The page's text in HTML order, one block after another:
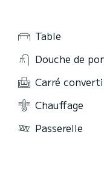
Table
Douche de
Carré
Chauffage
Passerelle